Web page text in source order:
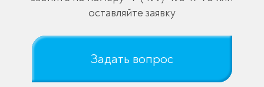
оставляйте заявку
Задать вопрос